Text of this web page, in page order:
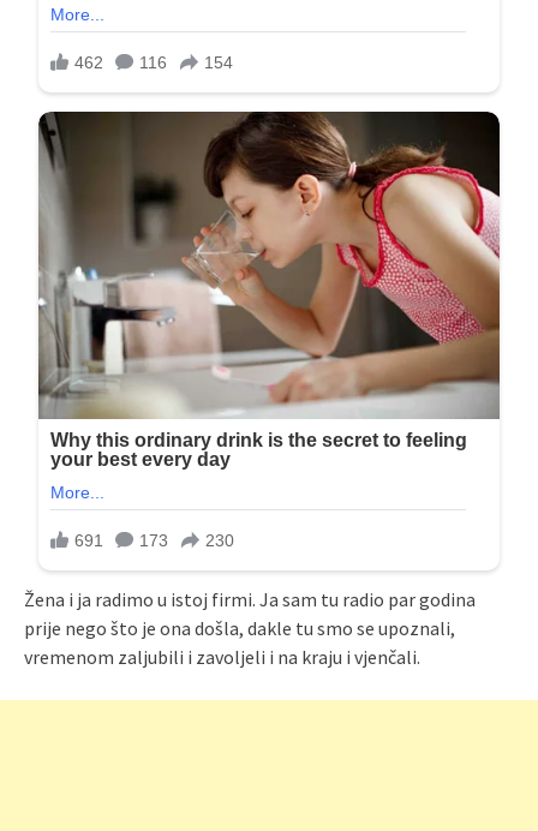
Žena i ja radimo u istoj firmi. Ja sam tu radio par godina
prije nego što je ona došla, dakle tu smo se upoznali,
vremenom zaljubili i zavoljeli i na kraju i vjenčali.